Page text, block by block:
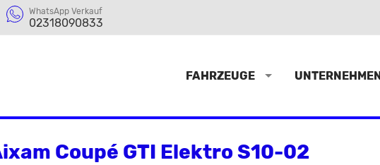
WhatsApp Verkauf
02318090833
FAHRZEUGE UNTERNEHMEN
Coupé GTI Elektro S10-02